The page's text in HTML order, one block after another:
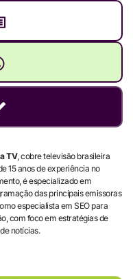
TV, cobre televisão brasileira
15 anos de experiência no
é especializado em
das principais emissoras
especialista em SEO para
com foco em estratégias de
notícias.